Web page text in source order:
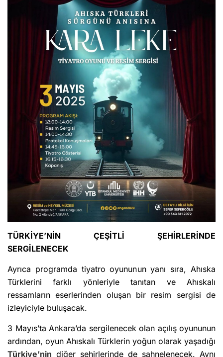
TÜRKİYE’NİN ÇEŞİTLİ ŞEHİRLERİNDE
SERGİLENECEK
Ayrıca programda tiyatro oyununun yanı sıra, Ahıska
Türklerini farklı yönleriyle tanıtan ve Ahıskalı
ressamların eserlerinden oluşan bir resim sergisi de
izleyiciyle buluşacak.
3 Mayıs’ta Ankara’da sergilenecek olan açılış oyununun
ardından, oyun Ahıskalı Türklerin yoğun olarak yaşadığı
Türkiye’nin diğer şehirlerinde de sahnelenecek. Aynı